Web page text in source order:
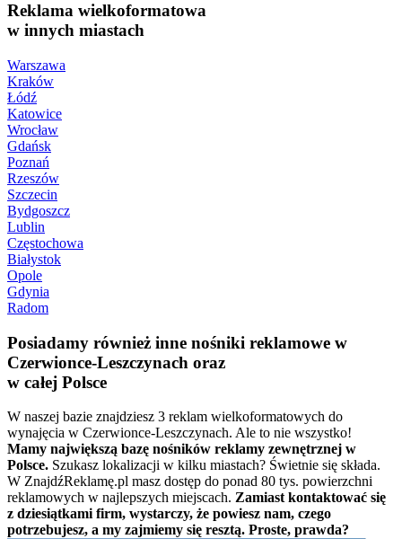
Reklama wielkoformatowa
w innych miastach
Warszawa
Kraków
Łódź
Katowice
Wrocław
Gdańsk
Poznań
Rzeszów
Szczecin
Bydgoszcz
Lublin
Częstochowa
Białystok
Opole
Gdynia
Radom
Posiadamy również inne nośniki reklamowe w
Czerwionce-Leszczynach oraz
w całej Polsce
W naszej bazie znajdziesz 3 reklam wielkoformatowych do
wynajęcia w Czerwionce-Leszczynach. Ale to nie wszystko!
Mamy największą bazę nośników reklamy zewnętrznej w
Polsce. Szukasz lokalizacji w kilku miastach? Świetnie się składa.
W ZnajdźReklamę.pl masz dostęp do ponad 80 tys. powierzchni
reklamowych w najlepszych miejscach. Zamiast kontaktować się
z dziesiątkami firm, wystarczy, że powiesz nam, czego
potrzebujesz, a my zajmiemy się resztą. Proste, prawda?